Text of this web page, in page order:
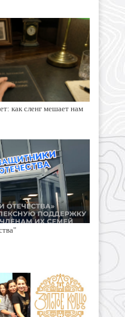
как сленг мешает нам